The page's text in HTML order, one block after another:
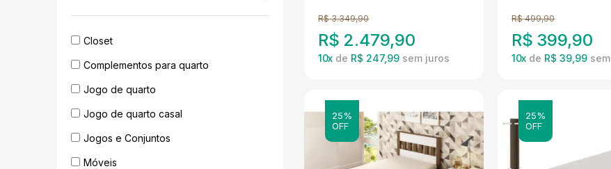
Closet
Complementos para quarto
Jogo de quarto
Jogo de quarto casal
Jogos e Conjuntos
Móveis
Hanover Artesano
R$ 3.349,90
R$ 2.479,90
10x de R$ 247,99
R$ 499,90
R$ 399,90
10x de R$ 39,99
25%
OFF
25%
OFF